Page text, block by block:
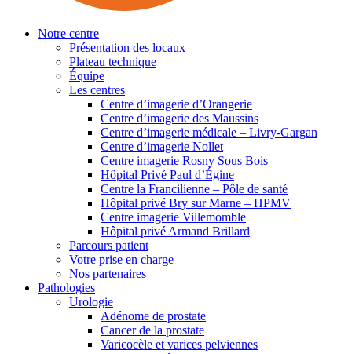
Notre centre
Présentation des locaux
Plateau technique
Équipe
Les centres
Centre d’imagerie d’Orangerie
Centre d’imagerie des Maussins
Centre d’imagerie médicale – Livry-Gargan
Centre d’imagerie Nollet
Centre imagerie Rosny Sous Bois
Hôpital Privé Paul d’Égine
Centre la Francilienne – Pôle de santé
Hôpital privé Bry sur Marne – HPMV
Centre imagerie Villemomble
Hôpital privé Armand Brillard
Parcours patient
Votre prise en charge
Nos partenaires
Pathologies
Urologie
Adénome de prostate
Cancer de la prostate
Varicocèle et varices pelviennes